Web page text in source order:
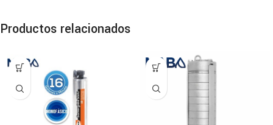
Productos relacionados